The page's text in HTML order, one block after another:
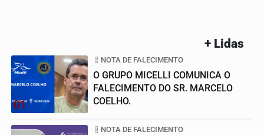
+ Lidas
01
NOTA DE FALECIMENTO
O GRUPO MICELLI COMUNICA O
FALECIMENTO DO SR. MARCELO
COELHO.
NOTA DE FALECIMENTO